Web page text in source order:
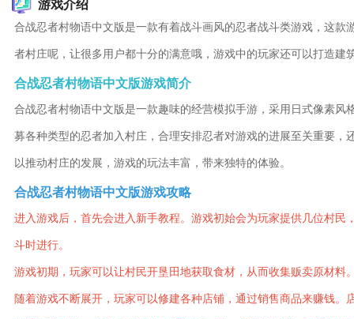
游戏介绍
合战忍者村物语中文版是一款有着战斗画风的忍者战斗类游戏，这
者村庄呢，让很多用户都十分的满意哦，游戏中的玩家还可以打造建
合战忍者村物语中文版游戏简介
合战忍者村物语中文版是一款趣味的经营模拟手游，采用日式像素
募各种类型的忍者加入村庄，合理安排忍者对游戏的进展至关重要
以推动村庄的发展，游戏的玩法丰富，带来独特的体验。
合战忍者村物语中文版游戏攻略
进入游戏后，首先会进入新手教程。游戏初始会为玩家提供几位村
斗时进行。
游戏初期，玩家可以让村民开垦田地获取食材，从而收集贩卖原材料
随着游戏不断展开，玩家可以修建各种店铺，通过销售商品来赚钱